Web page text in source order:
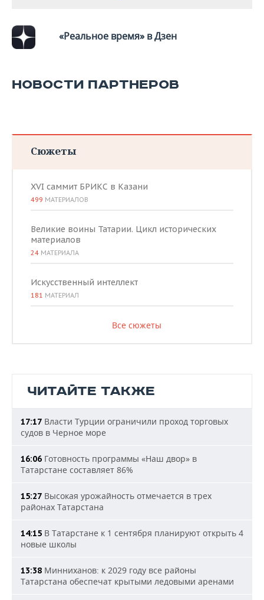
«Реальное время» в Дзен
НОВОСТИ ПАРТНЕРОВ
Сюжеты
XVI саммит БРИКС в Казани
499 МАТЕРИАЛОВ
Великие воины Татарии. Цикл исторических
материалов
24 МАТЕРИАЛА
Искусственный интеллект
181 МАТЕРИАЛ
Все сюжеты
ЧИТАЙТЕ ТАКЖЕ
17:17 Власти Турции ограничили проход торговых
судов в Черное море
16:06 Готовность программы «Наш двор» в
Татарстане составляет 86%
15:27 Высокая урожайность отмечается в трех
районах Татарстана
14:15 В Татарстане к 1 сентября планируют открыть 4
новые школы
13:38 Минниханов: к 2029 году все районы
Татарстана обеспечат крытыми ледовыми аренами